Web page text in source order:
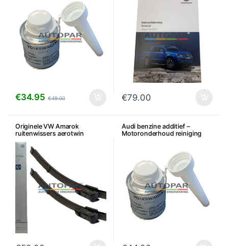
€34.95 €49.00 €79.00
Originele VW Amarok
ruitenwissers aerotwin
Audi benzine additief –
Motoronderhoud reiniging